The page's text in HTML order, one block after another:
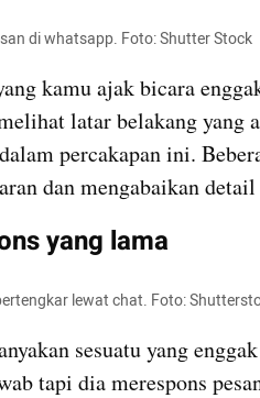
di whatsapp. Foto: Shutter Stock
kamu ajak bicara
latar belakang yang
percakapan ini.
dan mengabaikan
yang lama
lewat chat. Foto:
sesuatu yang
tapi dia merespons